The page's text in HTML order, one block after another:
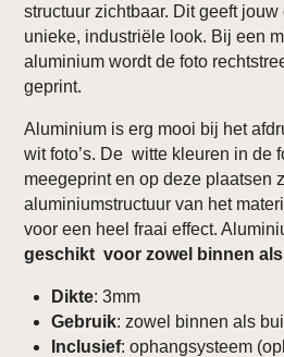
structuur zichtbaar. Dit geeft jouw
unieke, industriële look. Bij een
aluminium wordt de foto
geprint.
Aluminium is erg mooi bij het
wit foto’s. De witte kleuren in de
meegeprint en op deze plaatsen
aluminiumstructuur van het
voor een heel fraai effect.
geschikt voor zowel binnen
Dikte: 3mm
Gebruik: zowel binnen als
Inclusief: ophangsysteem